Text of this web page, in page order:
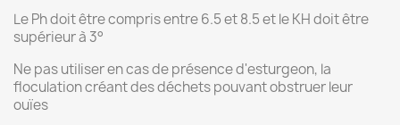
Le Ph doit être compris entre 6.5 et 8.5 et le KH doit être
supérieur à 3°
Ne pas utiliser en cas de présence d'esturgeon, la
floculation créant des déchets pouvant obstruer leur
ouïes